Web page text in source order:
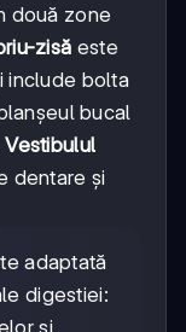
două zone
zisă este
include bolta
bucal
Vestibulul
dentare și
adaptată
digestiei:
și